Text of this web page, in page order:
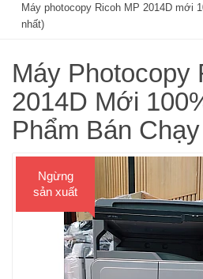
Máy photocopy Ricoh MP 2014D mới
nhất)
Máy Photocopy
2014D Mới
Phẩm Bán
Ngừng
sản xuất